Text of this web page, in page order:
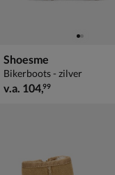
Shoesme
Bikerboots - zilver
vanaf € 104,99
v.a. 104,99